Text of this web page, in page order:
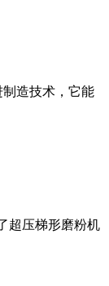
造技术，它能
超压梯形磨粉机